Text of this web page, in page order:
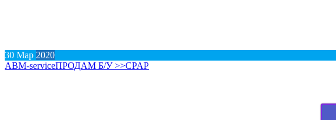
30 Мар 2020
АВM-serviceПРОДАМ Б/У >>CPAP